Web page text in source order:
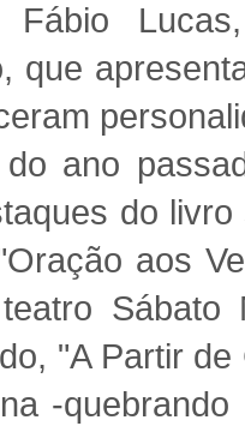
Fábio
que
ano
do
aos
"A Partir
-